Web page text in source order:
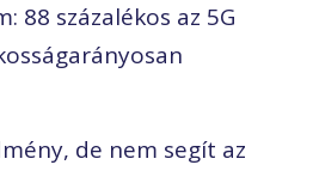
88 százalékos az 5G
de nem segít az